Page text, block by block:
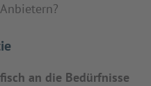
an die Bedürfnisse